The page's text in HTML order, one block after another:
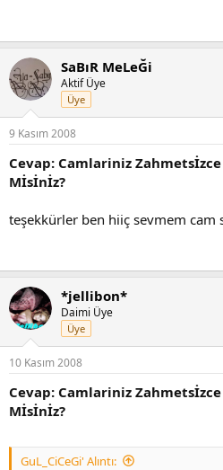
SaBıR MeLeĞi
Aktif Üye
Üye
9 Kasım 2008
Cevap: Camlariniz
Mİsİnİz?
teşekkürler ben hiiç sevmem cam
*jellibon*
Daimi Üye
Üye
10 Kasım 2008
Cevap: Camlariniz
Mİsİnİz?
GuL_CiCeGi' Alıntı: